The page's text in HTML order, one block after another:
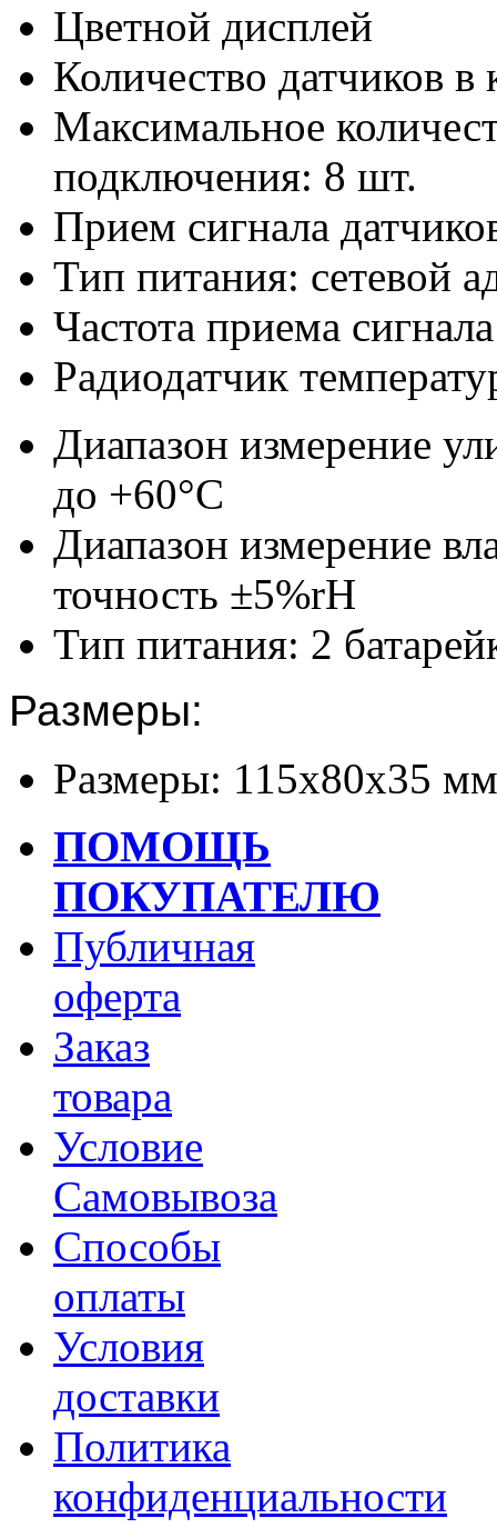
Цветной дисплей
Количество датчиков
Максимальное
подключения: 8 шт.
Прием сигнала
Тип питания: сетевой
Частота приема
Радиодатчик
Диапазон измерение
до +60°С
Диапазон измерение
точность ±5%rH
Тип питания: 2
Размеры:
Размеры: 115x80x35 мм
ПОМОЩЬ
ПОКУПАТЕЛЮ
Публичная
оферта
Заказ
товара
Условие
Самовывоза
Способы
оплаты
Условия
доставки
Политика
конфиденциальности